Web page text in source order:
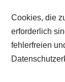
Cookies, die
erforderlich
fehlerfreien